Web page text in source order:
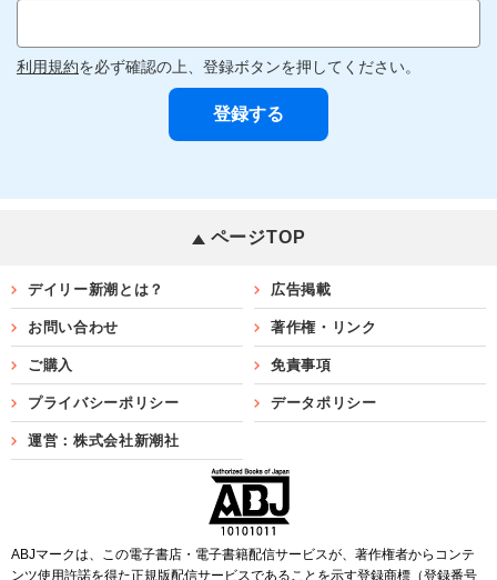
利用規約を必ず確認の上、登録ボタンを押してください。
ページTOP
デイリー新潮とは？ 広告掲載
お問い合わせ 著作権・リンク
ご購入 免責事項
プライバシーポリシー データポリシー
運営：株式会社新潮社
ABJマークは、この電子書店・電子書籍配信サービスが、著作権者からコンテ
ンツ使用許諾を得た正規版配信サービスであることを示す登録商標（登録番号